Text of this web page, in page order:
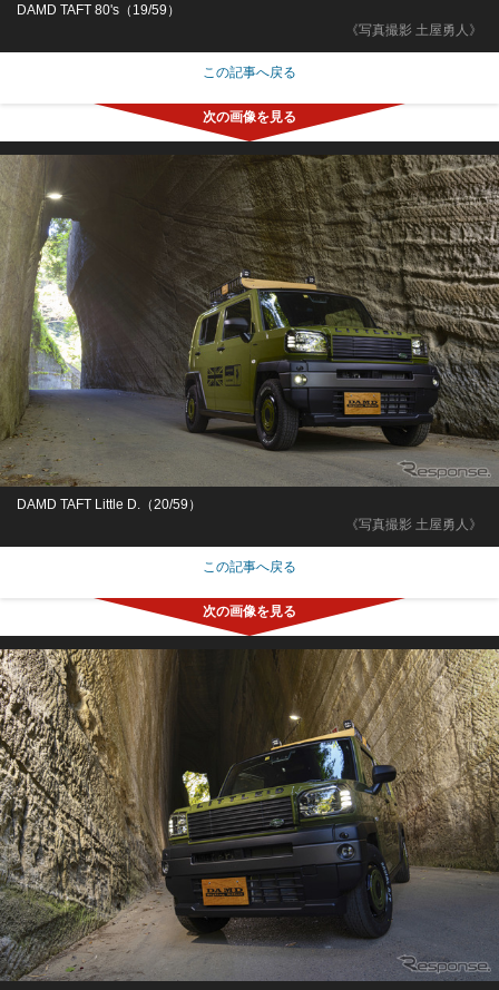
《写真撮影 土屋勇人》
DAMD TAFT 80's（19/59）
この記事へ戻る
《写真撮影 土屋勇人》
DAMD TAFT Little D.（20/59）
この記事へ戻る